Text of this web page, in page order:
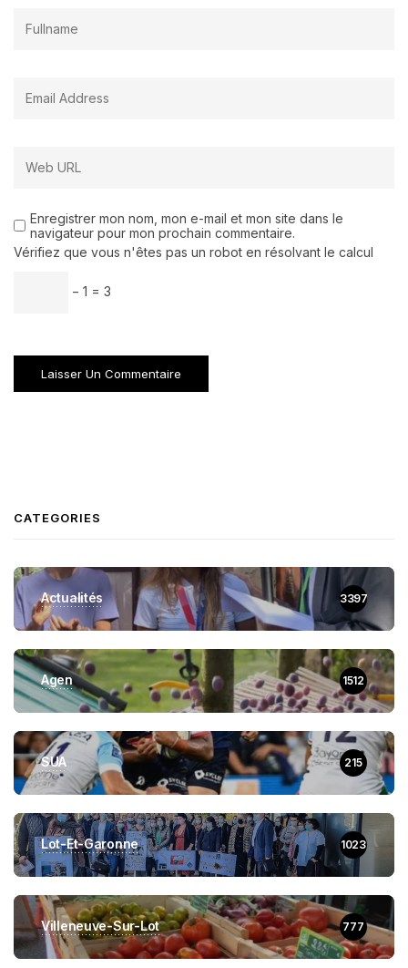
Enregistrer mon nom, mon e-mail et mon site dans le
navigateur pour mon prochain commentaire.
Vérifiez que vous n'êtes pas un robot en résolvant le calcul
− 1 = 3
CATEGORIES
Actualités 3397
Agen 1512
SUA 215
Lot-Et-Garonne 1023
Villeneuve-Sur-Lot 777